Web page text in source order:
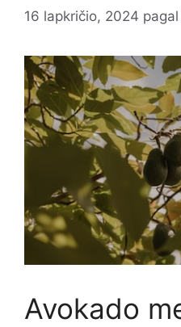
16 lapkričio, 2024 pagal
Avokado